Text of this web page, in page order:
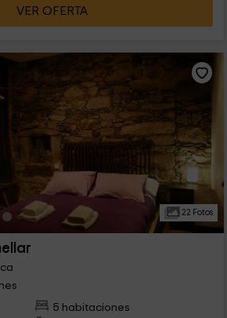
VER OFERTA
22 Fotos
5 habitaciones